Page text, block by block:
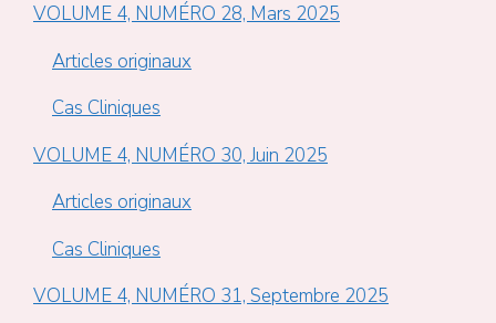
VOLUME 4, NUMÉRO 28, Mars 2025
Articles originaux
Cas Cliniques
VOLUME 4, NUMÉRO 30, Juin 2025
Articles originaux
Cas Cliniques
VOLUME 4, NUMÉRO 31, Septembre 2025